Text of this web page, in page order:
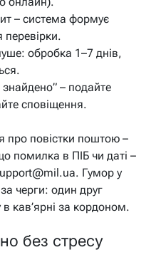
– система формує
обробка 1–7 днів,
– подайте
сповіщення.
про повістки поштою –
помилка в ПІБ чи даті –
Гумор у
черги: один друг
кав’ярні за кордоном.
без стресу